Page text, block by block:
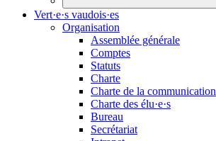
Vert·e·s vaudois·es
Organisation
Assemblée générale
Comptes
Statuts
Charte
Charte de la communication
Charte des élu·e·s
Bureau
Secrétariat